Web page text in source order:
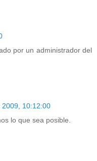
por un administrador del
2009, 10:12:00
lo que sea posible.